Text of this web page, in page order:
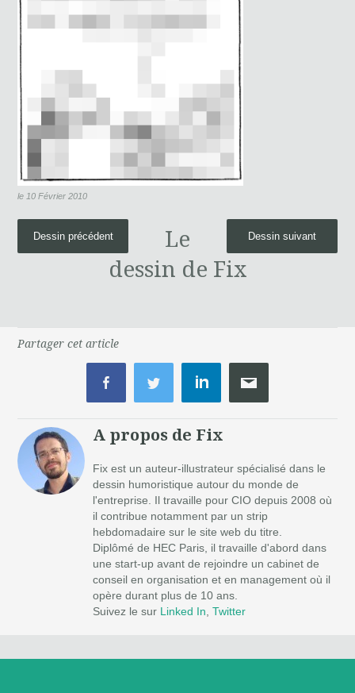
le 10 Février 2010
Dessin suivant
Dessin précédent
Le
dessin de Fix
Partager cet article
A propos de Fix
Fix est un auteur-illustrateur spécialisé dans le
dessin humoristique autour du monde de
l'entreprise. Il travaille pour CIO depuis 2008 où
il contribue notamment par un strip
hebdomadaire sur le site web du titre.
Diplômé de HEC Paris, il travaille d'abord dans
une start-up avant de rejoindre un cabinet de
conseil en organisation et en management où il
opère durant plus de 10 ans.
Suivez le sur Linked In ,Twitter